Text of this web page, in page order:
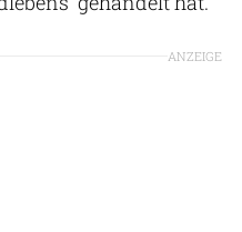
ANZEIGE